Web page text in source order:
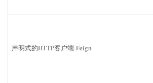
声明式的HTTP客户端-Feign